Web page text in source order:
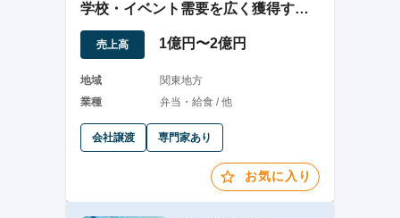
学校・イベント需要を広く獲得する
宅配弁当事業
売上高 1億円〜2億円
地域
関東地方
業種
弁当・給食 / 他
会社譲渡 専門家あり
お気に入り